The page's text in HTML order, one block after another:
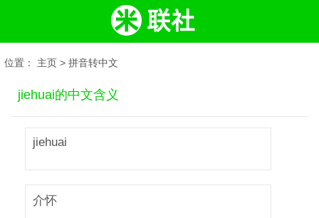
位置： 主页 > 拼音转中文
jiehuai的中文含义
jiehuai
介怀